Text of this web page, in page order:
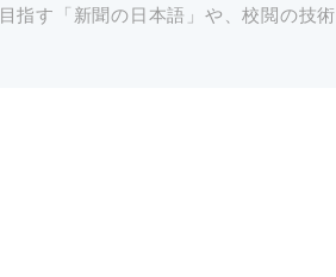
す「新聞の日本語」や、校閲の技術